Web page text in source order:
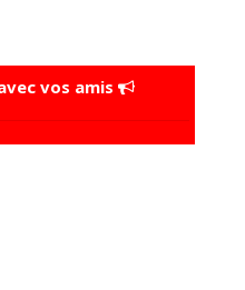
vos amis